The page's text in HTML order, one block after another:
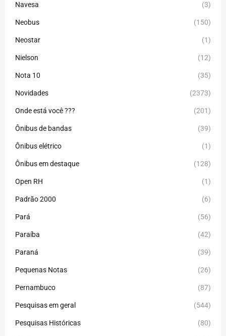
Navesa (3)
Neobus (150)
Neostar (1)
Nielson (12)
Nota 10 (35)
Novidades (2373)
Onde está você ??? (201)
Ônibus de bandas (39)
Ônibus elétrico (1)
Ônibus em destaque (128)
Open RH (1)
Padrão 2000 (6)
Pará (56)
Paraíba (42)
Paraná (39)
Pequenas Notas (26)
Pernambuco (87)
Pesquisas em geral (544)
Pesquisas Históricas (80)